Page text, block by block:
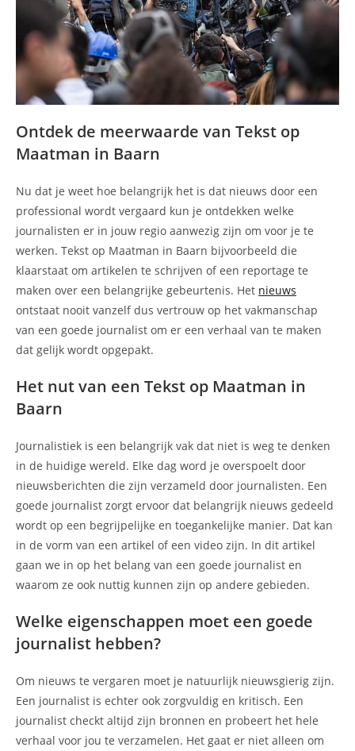
Ontdek de meerwaarde van Tekst op
Maatman in Baarn
Nu dat je weet hoe belangrijk het is dat nieuws door een
professional wordt vergaard kun je ontdekken welke
journalisten er in jouw regio aanwezig zijn om voor je te
werken. Tekst op Maatman in Baarn bijvoorbeeld die
klaarstaat om artikelen te schrijven of een reportage te
maken over een belangrijke gebeurtenis. Het nieuws
ontstaat nooit vanzelf dus vertrouw op het vakmanschap
van een goede journalist om er een verhaal van te maken
dat gelijk wordt opgepakt.
Het nut van een Tekst op Maatman in
Baarn
Journalistiek is een belangrijk vak dat niet is weg te denken
in de huidige wereld. Elke dag word je overspoelt door
nieuwsberichten die zijn verzameld door journalisten. Een
goede journalist zorgt ervoor dat belangrijk nieuws gedeeld
wordt op een begrijpelijke en toegankelijke manier. Dat kan
in de vorm van een artikel of een video zijn. In dit artikel
gaan we in op het belang van een goede journalist en
waarom ze ook nuttig kunnen zijn op andere gebieden.
Welke eigenschappen moet een goede
journalist hebben?
Om nieuws te vergaren moet je natuurlijk nieuwsgierig zijn.
Een journalist is echter ook zorgvuldig en kritisch. Een
journalist checkt altijd zijn bronnen en probeert het hele
verhaal voor jou te verzamelen. Het gaat er niet alleen om